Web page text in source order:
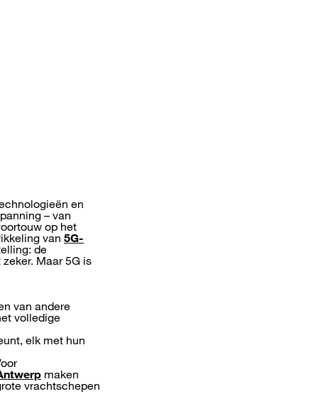
en
– van
op het
van 5G-
de
Maar 5G is
van andere
volledige
elk met hun
maken
vrachtschepen